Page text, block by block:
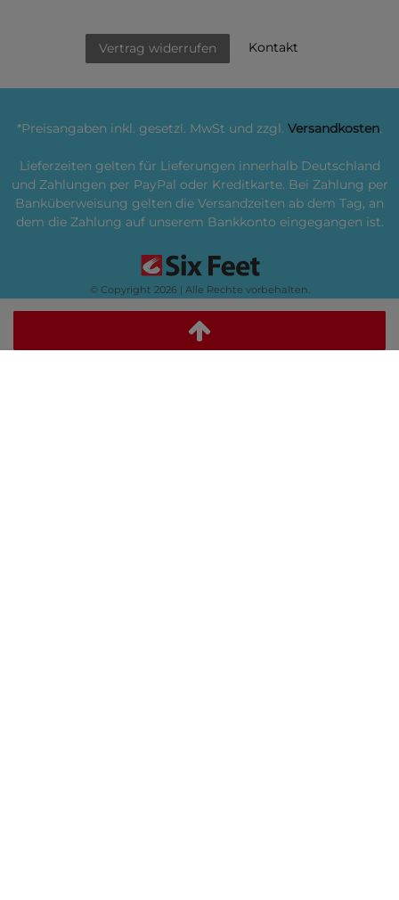
Vertrag widerrufen Kontakt
*Preisangaben inkl. gesetzl. MwSt und zzgl. Versandkosten.
Lieferzeiten gelten für Lieferungen innerhalb Deutschland
und Zahlungen per PayPal oder Kreditkarte. Bei Zahlung per
Banküberweisung gelten die Versandzeiten ab dem Tag, an
dem die Zahlung auf unserem Bankkonto eingegangen ist.
© Copyright 2026 | Alle Rechte vorbehalten.